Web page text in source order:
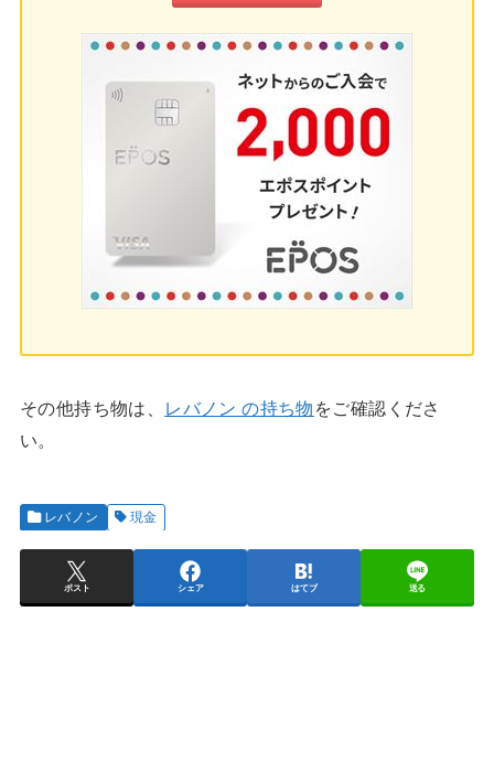
その他持ち物は、 レバノン の持ち物 をご確認くださ
い。
レバノン 現金
ポスト シェア はてブ 送る